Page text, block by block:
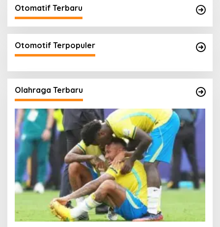
Otomatif Terbaru
Otomotif Terpopuler
Olahraga Terbaru